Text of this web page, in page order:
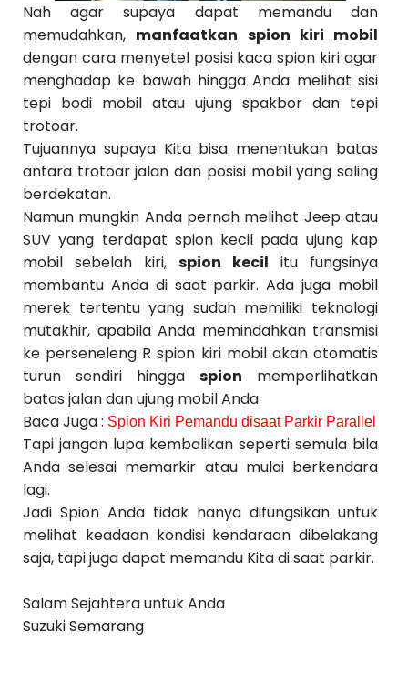
Nah agar supaya dapat memandu dan
memudahkan, manfaatkan spion kiri mobil
dengan cara menyetel posisi kaca spion kiri agar
menghadap ke bawah hingga Anda melihat sisi
tepi bodi mobil atau ujung spakbor dan tepi
trotoar.
Tujuannya supaya Kita bisa menentukan batas
antara trotoar jalan dan posisi mobil yang saling
berdekatan.
Namun mungkin Anda pernah melihat Jeep atau
SUV yang terdapat spion kecil pada ujung kap
mobil sebelah kiri,spion kecil itu fungsinya
membantu Anda di saat parkir. Ada juga mobil
merek tertentu yang sudah memiliki teknologi
mutakhir, apabila Anda memindahkan transmisi
ke perseneleng R spion kiri mobil akan otomatis
turun sendiri hinggaspion memperlihatkan
batas jalan dan ujung mobil Anda.
Baca Juga : Spion Kiri Pemandu disaat Parkir Parallel
Tapi jangan lupa kembalikan seperti semula bila
Anda selesai memarkir atau mulai berkendara
lagi.
Jadi Spion Anda tidak hanya difungsikan untuk
melihat keadaan kondisi kendaraan dibelakang
saja, tapi juga dapat memandu Kita di saat parkir.
Salam Sejahtera untuk Anda
Suzuki Semarang